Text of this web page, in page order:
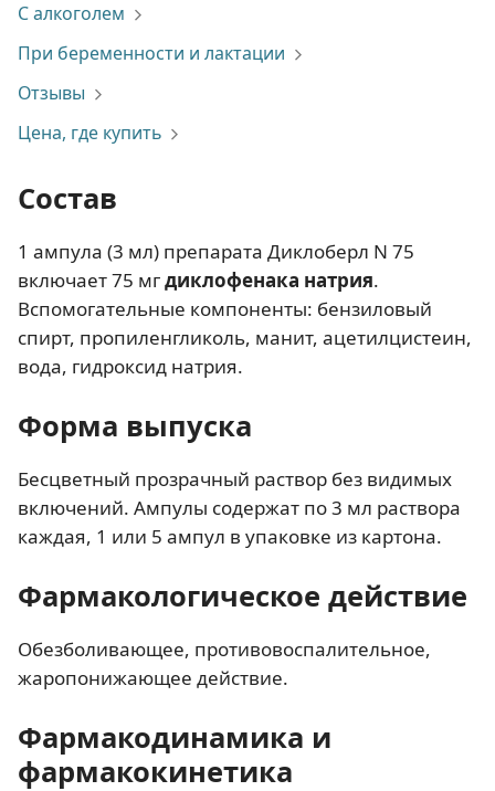
С алкоголем
При беременности и лактации
Отзывы
Цена, где купить
Состав
1 ампула (3 мл) препарата Диклоберл N 75
включает 75 мгдиклофенака натрия.
Вспомогательные компоненты: бензиловый
спирт, пропиленгликоль, манит, ацетилцистеин,
вода, гидроксид натрия.
Форма выпуска
Бесцветный прозрачный раствор без видимых
включений. Ампулы содержат по 3 мл раствора
каждая, 1 или 5 ампул в упаковке из картона.
Фармакологическое действие
Обезболивающее, противовоспалительное,
жаропонижающее действие.
Фармакодинамика и
фармакокинетика